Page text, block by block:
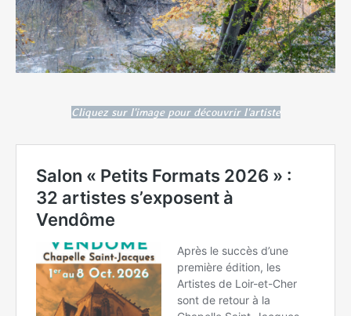
Cliquez sur l'image pour découvrir l'artiste